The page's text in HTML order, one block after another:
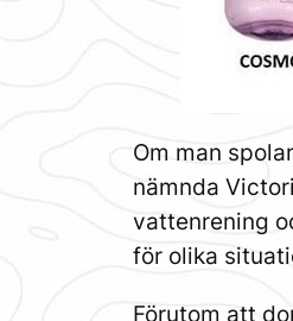
Om man
nämnda
vattenrening
för olika
Förutom att